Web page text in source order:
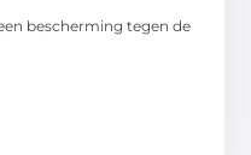
bescherming tegen de